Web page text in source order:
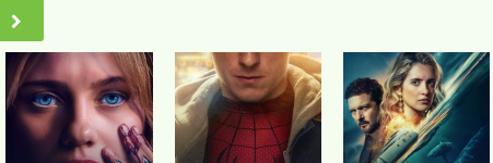
2025
2024
2023
Боевики
Вестерн
Военный
Детектив
Боевик
Мелодрамы
Военный
Детектив